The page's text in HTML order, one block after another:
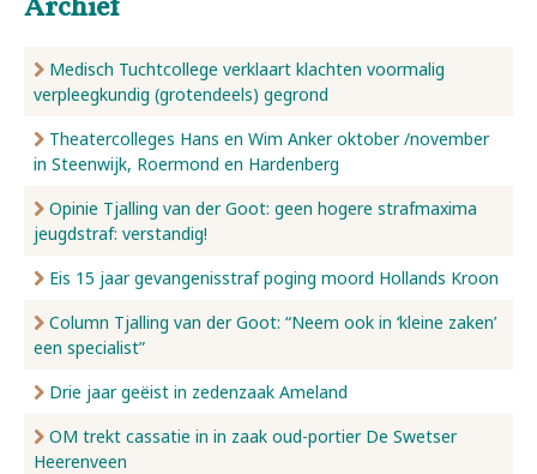
Werkwijze
Nieuws
Over ons
Contact
Medisch Tuchtcollege verklaart klachten voormalig
verpleegkundig (grotendeels) gegrond
Theatercolleges Hans en Wim Anker oktober /november
in Steenwijk, Roermond en Hardenberg
Opinie Tjalling van der Goot: geen hogere strafmaxima
jeugdstraf: verstandig!
Eis 15 jaar gevangenisstraf poging moord Hollands Kroon
Column Tjalling van der Goot: “Neem ook in ‘kleine zaken’
een specialist”
Drie jaar geëist in zedenzaak Ameland
OM trekt cassatie in in zaak oud-portier De Swetser
Heerenveen